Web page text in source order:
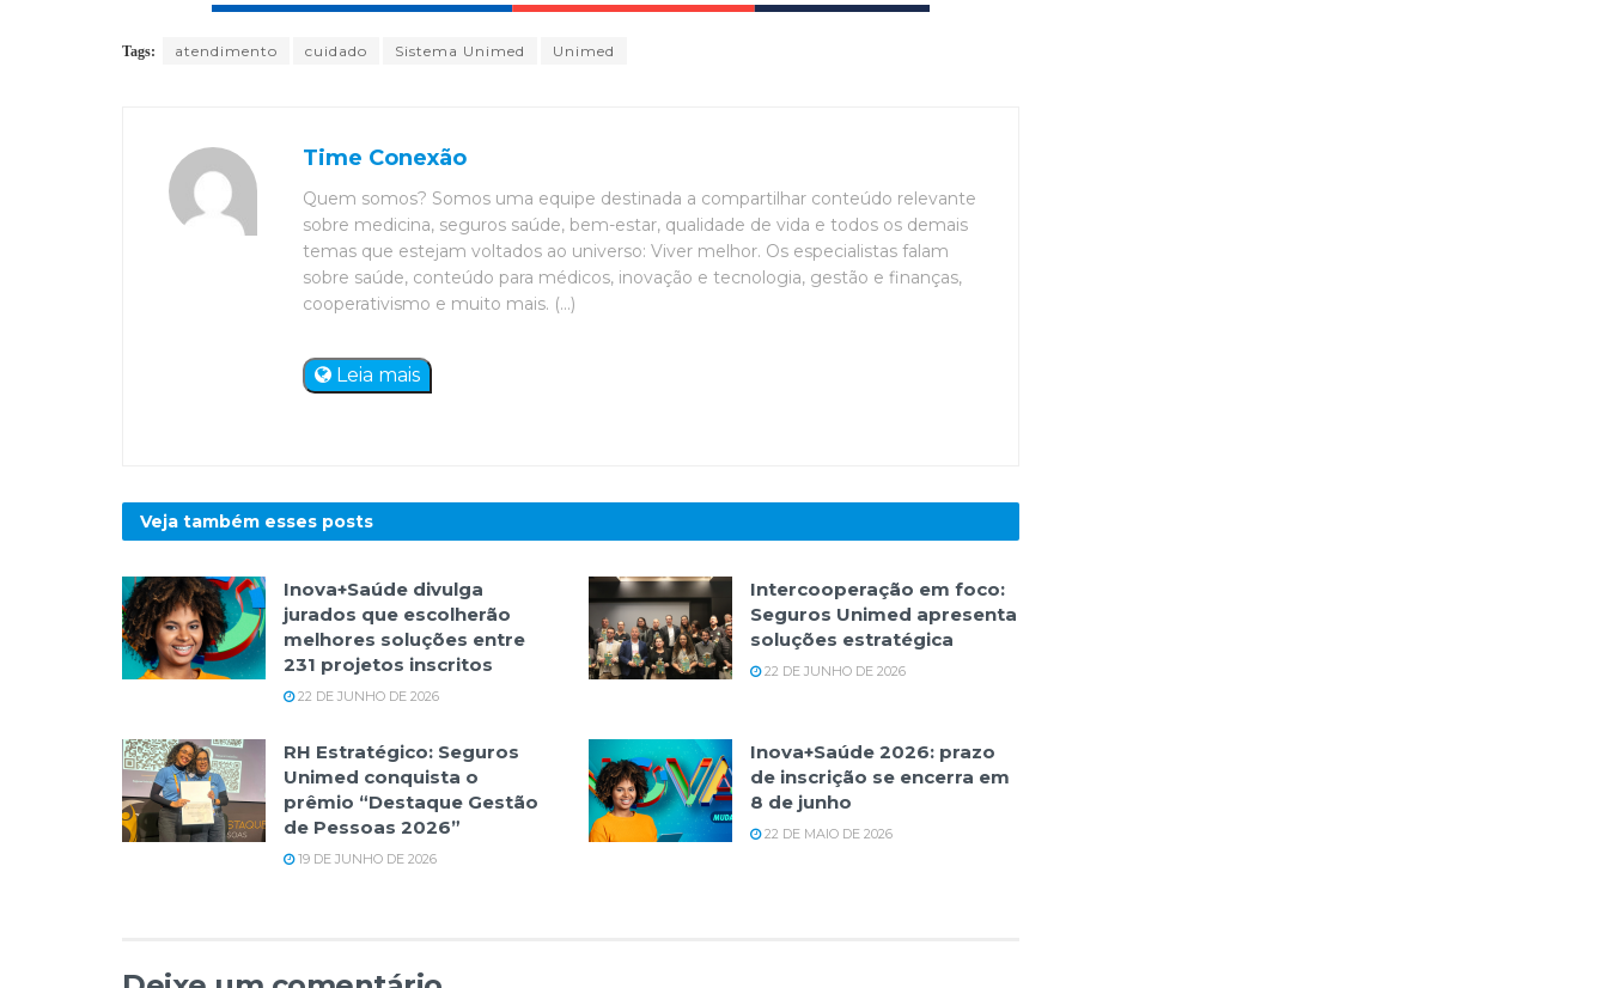
Tags: atendimento cuidado Sistema Unimed Unimed
Time Conexão
Quem somos? Somos uma equipe destinada a compartilhar conteúdo relevante
sobre medicina, seguros saúde, bem-estar, qualidade de vida e todos os demais
temas que estejam voltados ao universo: Viver melhor. Os especialistas falam
sobre saúde, conteúdo para médicos, inovação e tecnologia, gestão e finanças,
cooperativismo e muito mais. (...)
Leia mais
Veja também esses posts
Inova+Saúde divulga
jurados que escolherão
melhores soluções entre
231 projetos inscritos
22 DE JUNHO DE 2026
Intercooperação em foco:
Seguros Unimed apresenta
soluções estratégica
22 DE JUNHO DE 2026
RH Estratégico: Seguros
Unimed conquista o
prêmio “Destaque Gestão
de Pessoas 2026”
19 DE JUNHO DE 2026
Inova+Saúde 2026: prazo
de inscrição se encerra em
8 de junho
22 DE MAIO DE 2026